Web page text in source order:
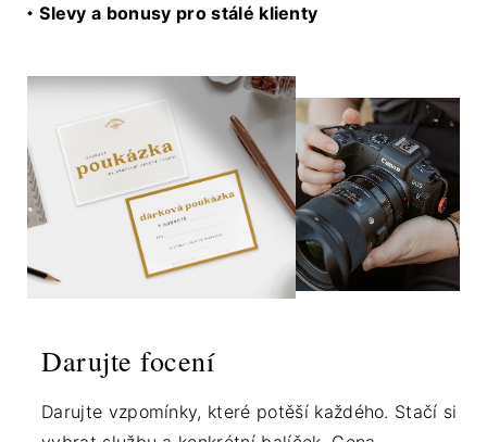
Slevy a bonusy pro stálé klienty
Darujte focení
Darujte vzpomínky, které potěší každého. Stačí si